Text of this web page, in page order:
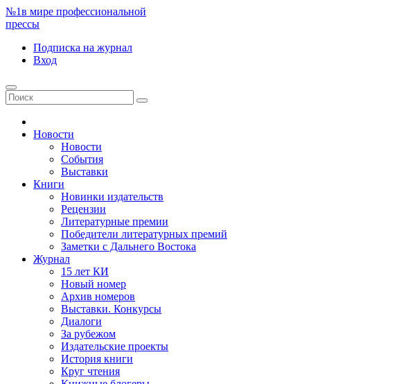
№1в мире профессиональной
прессы
Подписка на журнал
Вход
Новости
Новости
События
Выставки
Книги
Новинки издательств
Рецензии
Литературные премии
Победители литературных премий
Заметки с Дальнего Востока
Журнал
15 лет КИ
Новый номер
Архив номеров
Выставки. Конкурсы
Диалоги
За рубежом
Издательские проекты
История книги
Круг чтения